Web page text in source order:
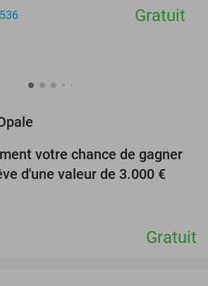
Gratuit
votre chance de gagner
d'une valeur de 3.000 €
Gratuit